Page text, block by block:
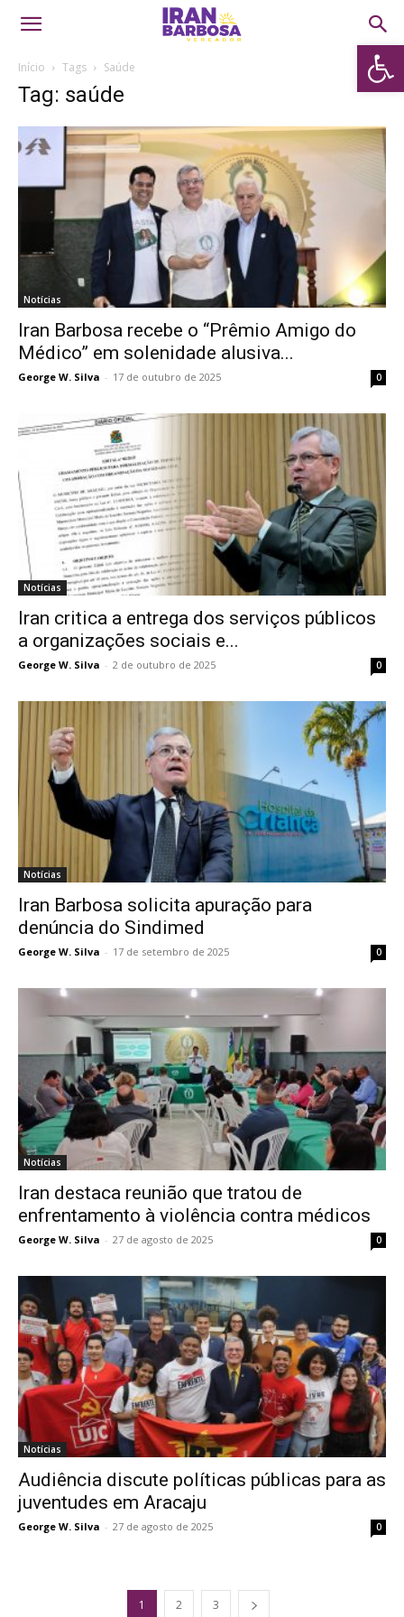
Abrir
Início Tags Saúde
Tag: saúde
Notícias
Iran Barbosa recebe o “Prêmio Amigo do
Médico” em solenidade alusiva...
George W. Silva - 17 de outubro de 2025 0
Notícias
Iran critica a entrega dos serviços públicos
a organizações sociais e...
George W. Silva - 2 de outubro de 2025 0
Notícias
Iran Barbosa solicita apuração para
denúncia do Sindimed
George W. Silva - 17 de setembro de 2025 0
Notícias
Iran destaca reunião que tratou de
enfrentamento à violência contra médicos
George W. Silva - 27 de agosto de 2025 0
Notícias
Audiência discute políticas públicas para as
juventudes em Aracaju
George W. Silva - 27 de agosto de 2025 0
1 2 3